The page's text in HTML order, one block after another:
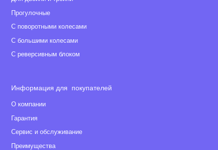
Прогулочные
С поворотными колесами
С большими колесами
С реверсивным блоком
Информация для покупателей
О компании
Гарантия
Сервис и обслуживание
Преимущества